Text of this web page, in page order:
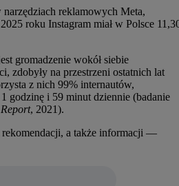
reklamowych Meta,
roku Instagram miał w Polsce
gromadzenie wokół siebie
zdobyły na przestrzeni ostatnich lat
z nich 99% internautów,
godzinę i 59 minut dziennie (badanie
, 2021).
a także informacji —